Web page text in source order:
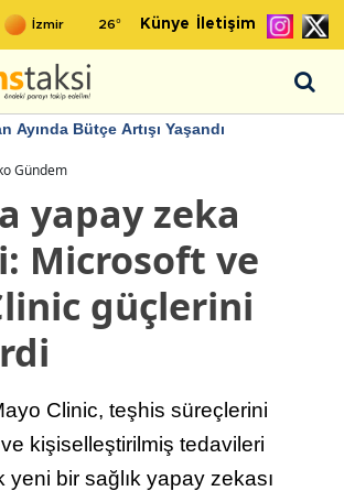
26° Künye İletişim
Ayında Bütçe Artışı Yaşandı
Gündem
yapay zeka
Microsoft ve
güçlerini
Clinic, teşhis süreçlerini
ve kişiselleştirilmiş tedavileri
bir sağlık yapay zekası